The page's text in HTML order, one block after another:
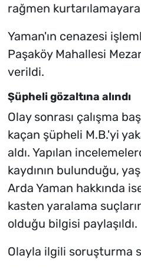
rağmen
Yaman'ın cenazesi
Paşaköy Mahallesi
verildi.
Şüpheli gözaltına alındı
Olay sonrası çalışma
kaçan şüpheli M.B.'yi
aldı. Yapılan
kaydının bulunduğu,
Arda Yaman hakkında
kasten yaralama
olduğu bilgisi paylaşıldı.
Olayla ilgili soruşturma